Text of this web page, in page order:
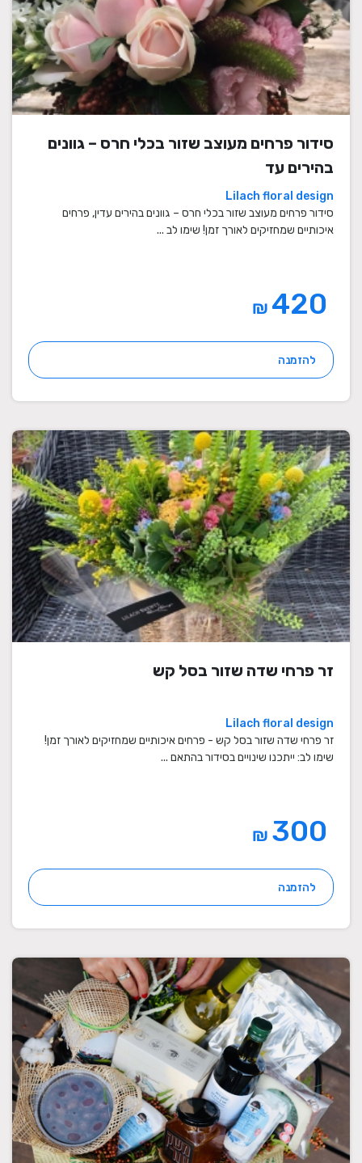
סידור פרחים מעוצב שזור בכלי חרס – גוונים
בהירים עד
Lilach floral design
סידור פרחים מעוצב שזור בכלי חרס – גוונים בהירים עדין, פרחים
איכותיים שמחזיקים לאורך זמן! שימו לב ...
₪
להזמנה
זר פרחי שדה שזור בסל קש
Lilach floral design
זר פרחי שדה שזור בסל קש - פרחים איכותיים שמחזיקים לאורך זמן!
שימו לב: ייתכנו שינויים בסידור בהתאם ...
₪
להזמנה